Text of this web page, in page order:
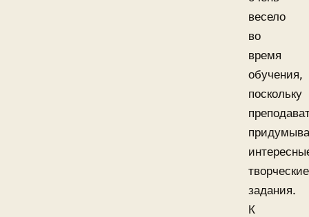
весело
во
время
обучения,
поскольку
творческие
задания.
К